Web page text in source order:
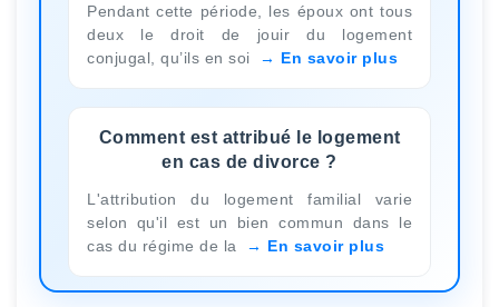
Pendant cette période, les époux ont tous
deux le droit de jouir du logement
conjugal, qu’ils en soi
En savoir plus
Comment est attribué le logement
en cas de divorce ?
L'attribution du logement familial varie
selon qu'il est un bien commun dans le
cas du régime de la
En savoir plus